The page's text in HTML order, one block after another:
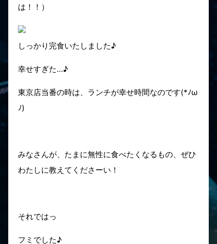
は！！）
しっかり完食いたしました♪
幸せすぎた…♪
東京店当番の時は、ランチが幸せ時間なのです(*ﾉω
ﾉ)
みなさんが、たまに無性に食べたくなるもの、ぜひ
わたしに教えてくださーい！
それではっ
フミでした♪